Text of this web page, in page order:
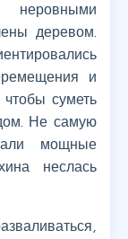
деревом.
и
суметь
Не самую
мощные
неслась